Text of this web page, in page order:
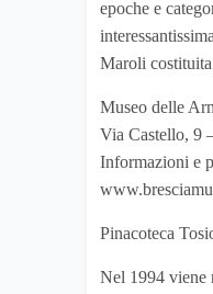
epoche e
Maroli
Museo delle
Via Castello, 9
Informazioni e
Pinacoteca
Nel 1994 viene